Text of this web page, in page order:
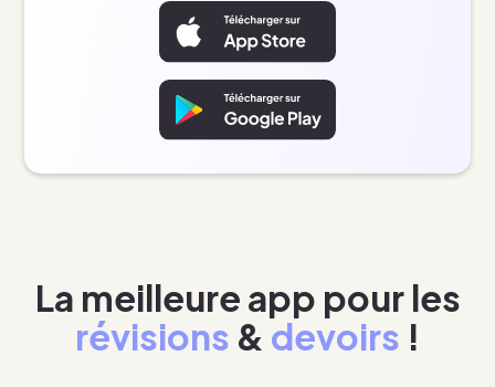
La meilleure app pour les
révisions & devoirs !